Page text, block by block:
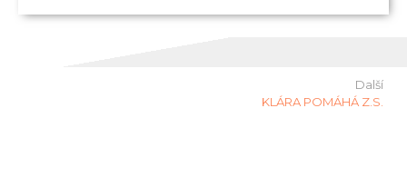
Další
KLÁRA POMÁHÁ Z.S.